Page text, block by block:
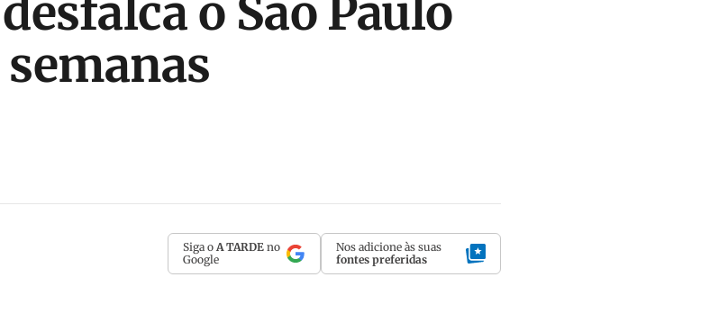
o São Paulo
Siga o A TARDE no
Google
Nos adicione às suas
fontes preferidas